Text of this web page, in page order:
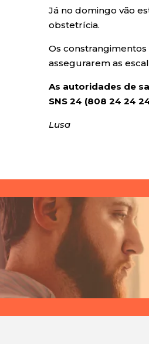
Já no domingo vão
obstetrícia.
Os
assegurarem as
As autoridades de
SNS 24 (808 24 24
Lusa